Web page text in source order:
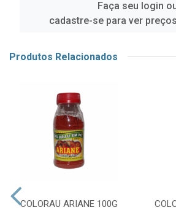
Faça seu login
cadastre-se para ver
Produtos Relacionados
COLORAU ARIANE 100G